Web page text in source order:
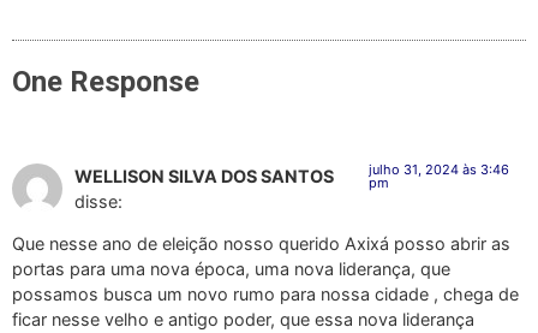
One Response
WELLISON SILVA DOS SANTOS
disse:
julho 31, 2024 às 3:46
pm
Que nesse ano de eleição nosso querido Axixá posso abrir as
portas para uma nova época, uma nova liderança, que
possamos busca um novo rumo para nossa cidade , chega de
ficar nesse velho e antigo poder, que essa nova liderança